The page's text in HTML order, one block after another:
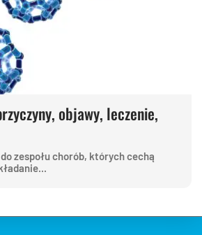
objawy, leczenie,
zespołu chorób, których cechą